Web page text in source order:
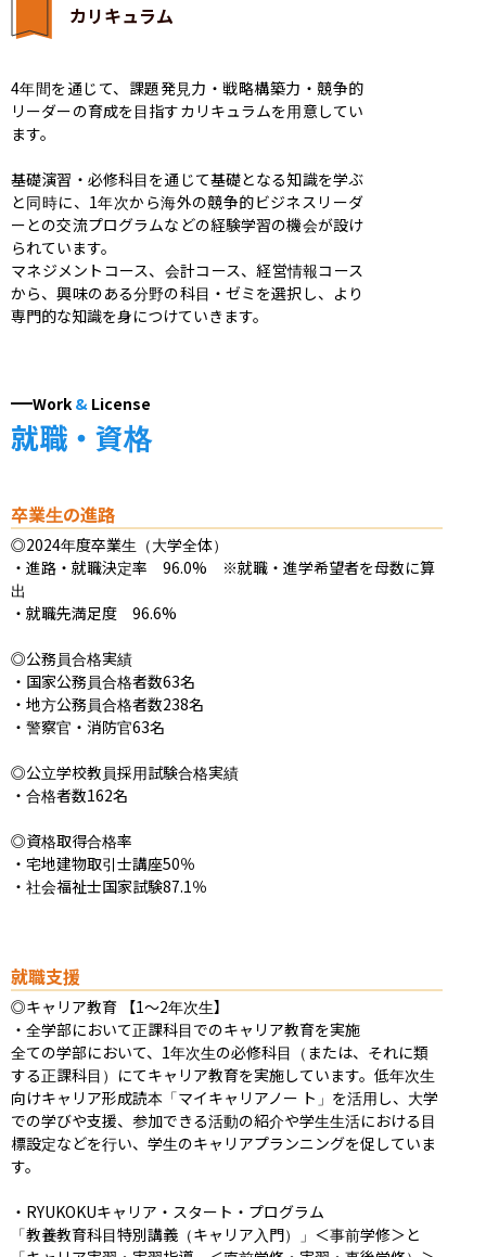
カリキュラム
4年間を通じて、課題発見力・戦略構築力・競争的
リーダーの育成を目指すカリキュラムを用意してい
ます。
基礎演習・必修科目を通じて基礎となる知識を学ぶ
と同時に、1年次から海外の競争的ビジネスリーダ
ーとの交流プログラムなどの経験学習の機会が設け
られています。
マネジメントコース、会計コース、経営情報コース
から、興味のある分野の科目・ゼミを選択し、より
専門的な知識を身につけていきます。
Work & License
就職・資格
卒業生の進路
◎2024年度卒業生（大学全体）
・進路・就職決定率　96.0%　※就職・進学希望者を母数に算
出
・就職先満足度　96.6%
◎公務員合格実績
・国家公務員合格者数63名
・地方公務員合格者数238名
・警察官・消防官63名
◎公立学校教員採用試験合格実績
・合格者数162名
◎資格取得合格率
・宅地建物取引士講座50％
・社会福祉士国家試験87.1％
就職支援
◎キャリア教育 【1～2年次生】
・全学部において正課科目でのキャリア教育を実施
全ての学部において、1年次生の必修科目（または、それに類
する正課科目）にてキャリア教育を実施しています。低年次生
向けキャリア形成読本「マイキャリアノー ト」を活用し、大学
での学びや支援、参加できる活動の紹介や学生生活における目
標設定などを行い、学生のキャリアプランニングを促していま
す。
・RYUKOKUキャリア・スタート・プログラム
「教養教育科目特別講義（キャリア入門）」＜事前学修＞と